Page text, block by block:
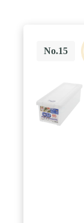
No.15